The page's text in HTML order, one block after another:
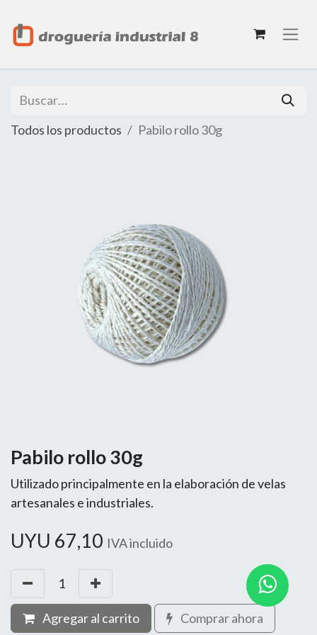
Todos los productos Pabilo rollo 30g
Pabilo rollo 30g
Utilizado principalmente en la elaboración de velas
artesanales e industriales.
UYU 67,10 IVA incluido
Agregar al carrito Comprar ahora